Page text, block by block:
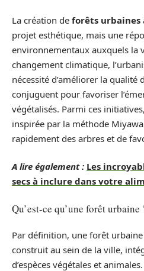
La création de forêts urbaines
projet esthétique, mais une
environnementaux auxquels la
changement climatique,
nécessité d’améliorer la qualité
conjuguent pour favoriser
végétalisés. Parmi ces
inspirée par la méthode
rapidement des arbres et de
A lire également : Les
secs à inclure dans votre
Qu’est-ce qu’une forêt urbaine
Par définition, une forêt
construit au sein de la ville,
d’espèces végétales et